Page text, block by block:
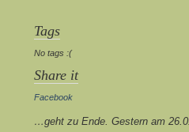
Tags
No tags :(
Share it
Facebook
…geht zu Ende. Gestern am